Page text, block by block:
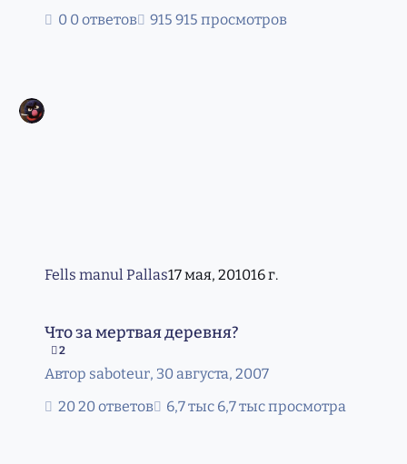
0 ответов
915 просмотров
Fells manul Pallas17 мая, 201016 г.
Что за мертвая деревня?
2
Автор saboteur, 30 августа, 2007
20 ответов
6,7 тыс просмотра